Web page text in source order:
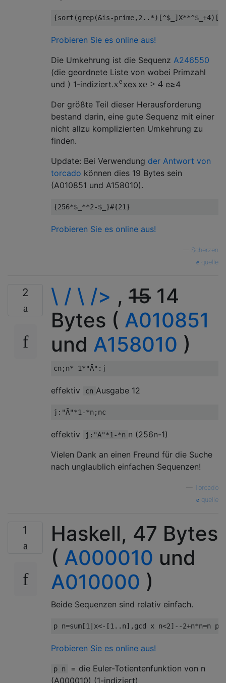
{sort (grep(&is-prime, 2. .*)[^$_ ] X**^$_ +4)[
Probieren Sie es online aus!
Die Umkehrung ist die Sequenz A246550
(die geordnete Liste von wobei Primzahl
und ) 1-indiziert.xe xex xe ≥ 4 e≥4
Der größte Teil dieser Herausforderung
bestand darin, eine gute Sequenz mit einer
nicht allzu komplizierten Umkehrung zu
finden.
Update: Bei Verwendung der Antwort von
torcado können dies 19 Bytes sein
(A010851 und A158010).
{256*$_ **2-$_ }#{21}
Probieren Sie es online aus!
Scherzen
quelle
2 \ / \ /> , 15 14
Bytes ( A010851
und A158010 )
effektiv cn Ausgabe 12
effektiv j:"Ā"*1-*n n (256n-1)
Vielen Dank an einen Freund für die Suche
nach unglaublich einfachen Sequenzen!
Torcado
quelle
1
Haskell, 47 Bytes
( A000010 und
A010000 )
Beide Sequenzen sind relativ einfach.
Probieren Sie es online aus!
p n
= die Euler-Totientenfunktion von n
(A000010) (1-indiziert)